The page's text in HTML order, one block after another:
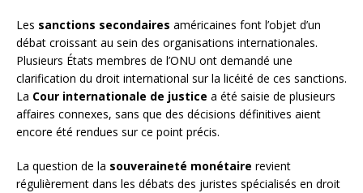
Les sanctions secondaires américaines font l’objet d’un
débat croissant au sein des organisations internationales.
Plusieurs États membres de l’ONU ont demandé une
clarification du droit international sur la licéité de ces sanctions.
La Cour internationale de justice a été saisie de plusieurs
affaires connexes, sans que des décisions définitives aient
encore été rendues sur ce point précis.
La question de la souveraineté monétaire revient
régulièrement dans les débats des juristes spécialisés en droit